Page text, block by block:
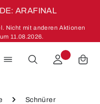
ARAFINAL
Nicht mit anderen Aktionen
11.08.2026.
Schnürer